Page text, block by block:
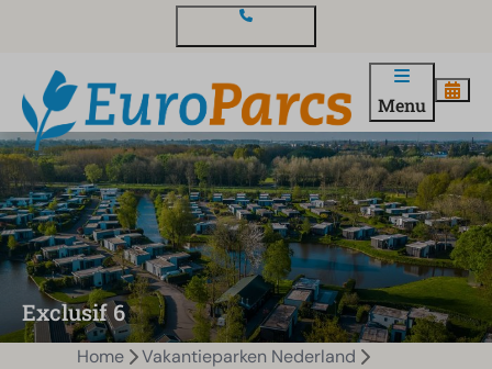
Menu
Exclusif 6
Home
Vakantieparken Nederland